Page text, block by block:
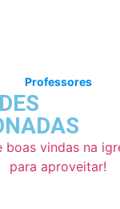
Professores